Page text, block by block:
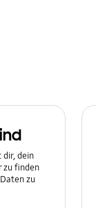
dir, dein
zu finden
zu